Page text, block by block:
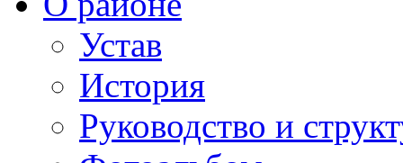
Устав
История
Руководство и